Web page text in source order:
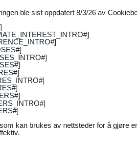
ble sist oppdatert 8/3/26 av
kan brukes av nettsteder for å gjøre